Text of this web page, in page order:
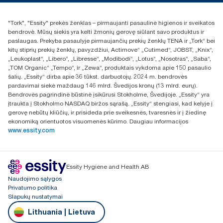
+370 5 268 3455
UAB Essity Lithuania
Naugarduko g. 98
LT-03160 Vilnius, Lietuva
"Tork", "Essity" prekės ženklas – pirmaujanti pasaulinė higienos ir sveikatos
bendrovė. Mūsų siekis yra kelti žmonių gerovę siūlant savo produktus ir
paslaugas. Prekyba pasaulyje pirmaujančių prekių ženklų TENA ir „Tork“ bei
kitų stiprių prekių ženklų, pavyzdžiui, Actimove“ „Cutimed“, JOBST, „Knix“,
„Leukoplast“, „Libero“, „Libresse“, „Modibodi“, „Lotus“, „Nosotras“, „Saba“,
„TOM Organic“ „Tempo“, ir „Zewa“, produktais vykdoma apie 150 pasaulio
šalių. „Essity“ dirba apie 36 tūkst. darbuotojų. 2024 m. bendrovės
pardavimai siekė maždaug 146 mlrd. Švedijos kronų (13 mlrd. eurų).
Bendrovės pagrindinė būstinė įsikūrusi Stokholme, Švedijoje. „Essity“ yra
įtraukta į Stokholmo NASDAQ biržos sąrašą. „Essity“ stengiasi, kad kelyje į
gerovę nebūtų kliūčių, ir prisideda prie sveikesnės, tvaresnės ir į žiedinę
ekonomiką orientuotos visuomenės kūrimo. Daugiau informacijos
www.essity.com
Essity Hygiene and Health AB
Naudojimo sąlygos
Privatumo politika
Slapukų nustatymai
Lithuania | Lietuva